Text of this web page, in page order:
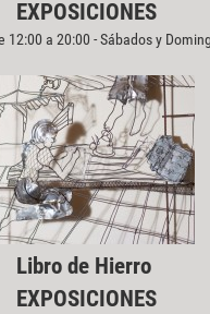
EXPOSICIONES
12:00 a 20:00 - Sábados y
Libro de Hierro
EXPOSICIONES